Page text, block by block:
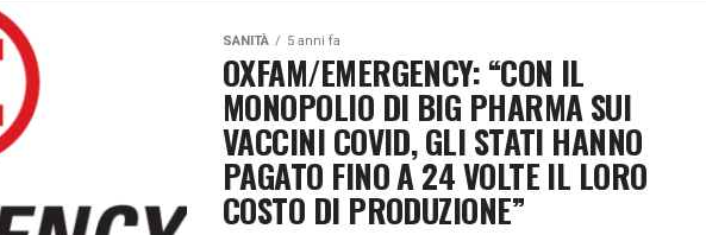
SANITÀ 5 anni fa
OXFAM/EMERGENCY: “CON IL
MONOPOLIO DI BIG PHARMA SUI
VACCINI COVID, GLI STATI HANNO
PAGATO FINO A 24 VOLTE IL LORO
COSTO DI PRODUZIONE”